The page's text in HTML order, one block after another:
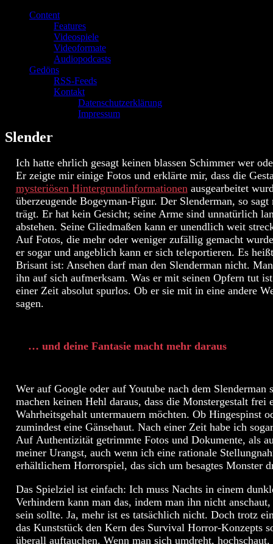
Content
Features
Videospiele
Videoformate
Audiopodcasts
Gedöns
RSS-Feeds
Kontakt
Datenschutzerklärung
Impressum
Slender
Ich hatte ehrlich gesagt keinen blassen Schimmer wer
Er zeigte mir einige Fotos und erklärte mir, dass die
mysteriösen Hintergrundinformationen ausgearbeitet
überzeugende Bogeyman-Figur. Der Slenderman, so
trägt. Er hat kein Gesicht; seine Arme sind unnatürlich
abstehen. Seine Gliedmaßen kann er unendlich weit
Auf Fotos, die mehr oder weniger zufällig gemacht
er sogar und angeblich kann er sich teleportieren. Es
Brisant ist: Ansehen darf man den Slenderman nicht.
ihn auf sich aufmerksam. Was er mit seinen Opfern tut
einer Zeit absolut spurlos. Ob er sie mit in eine andere
sagen.
… und deine Fantasie macht mehr daraus
Wer auf Google oder auf Youtube nach dem
machen keinen Hehl daraus, dass die Monstergestalt
Wahrheitsgehalt untermauern möchten. Ob Hingespinst
zumindest eine Gänsehaut. Nach einer Zeit habe ich
Auf Authentizität getrimmte Fotos und Dokumente, als
meiner Urangst, auch wenn ich eine rationale
erhältlichem Horrorspiel, das sich um besagtes Monster
Das Spielziel ist einfach: Ich muss Nachts in einem
Verhindern kann man das, indem man ihn nicht
sein sollte. Ja, mehr ist es tatsächlich nicht. Doch trotz
das Kunststück den Kern des Survival Horror-Konzepts
überall auftauchen. Wenn man sich umdreht,